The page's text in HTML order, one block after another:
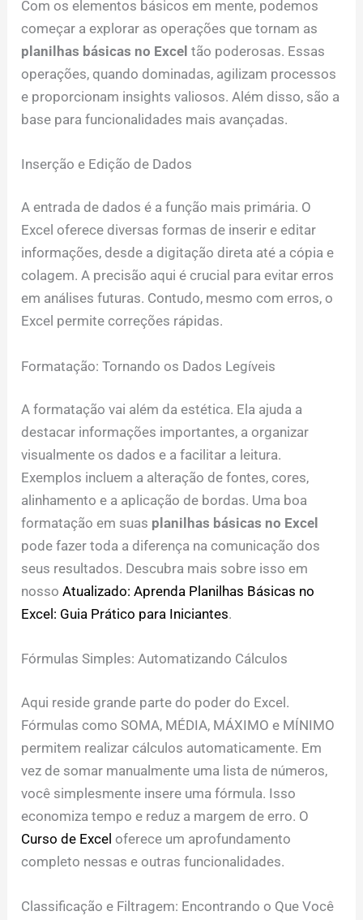
Com os elementos básicos em mente, podemos
começar a explorar as operações que tornam as
planilhas básicas no Excel tão poderosas. Essas
operações, quando dominadas, agilizam processos
e proporcionam insights valiosos. Além disso, são a
base para funcionalidades mais avançadas.
Inserção e Edição de Dados
A entrada de dados é a função mais primária. O
Excel oferece diversas formas de inserir e editar
informações, desde a digitação direta até a cópia e
colagem. A precisão aqui é crucial para evitar erros
em análises futuras. Contudo, mesmo com erros, o
Excel permite correções rápidas.
Formatação: Tornando os Dados Legíveis
A formatação vai além da estética. Ela ajuda a
destacar informações importantes, a organizar
visualmente os dados e a facilitar a leitura.
Exemplos incluem a alteração de fontes, cores,
alinhamento e a aplicação de bordas. Uma boa
formatação em suas planilhas básicas no Excel
pode fazer toda a diferença na comunicação dos
seus resultados. Descubra mais sobre isso em
nossoAtualizado: Aprenda Planilhas Básicas no
Excel: Guia Prático para Iniciantes.
Fórmulas Simples: Automatizando Cálculos
Aqui reside grande parte do poder do Excel.
Fórmulas como SOMA, MÉDIA, MÁXIMO e MÍNIMO
permitem realizar cálculos automaticamente. Em
vez de somar manualmente uma lista de números,
você simplesmente insere uma fórmula. Isso
economiza tempo e reduz a margem de erro. O
Curso de Excel oferece um aprofundamento
completo nessas e outras funcionalidades.
Classificação e Filtragem: Encontrando o Que Você